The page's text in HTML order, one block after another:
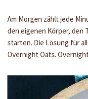
Am Morgen zählt jede
den eigenen Körper, den
starten. Die Lösung für
Overnight Oats.